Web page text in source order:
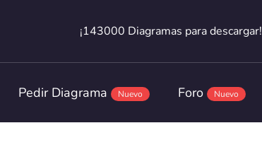
¡143000 Diagramas para descargar!
¡143000 Diagramas para descargar!
Pedir Diagrama Nuevo Foro Nuevo